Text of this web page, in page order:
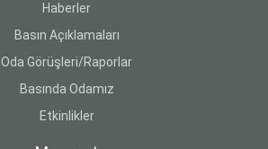
Haberler
Basın Açıklamaları
Oda Görüşleri/Raporlar
Basında Odamız
Etkinlikler